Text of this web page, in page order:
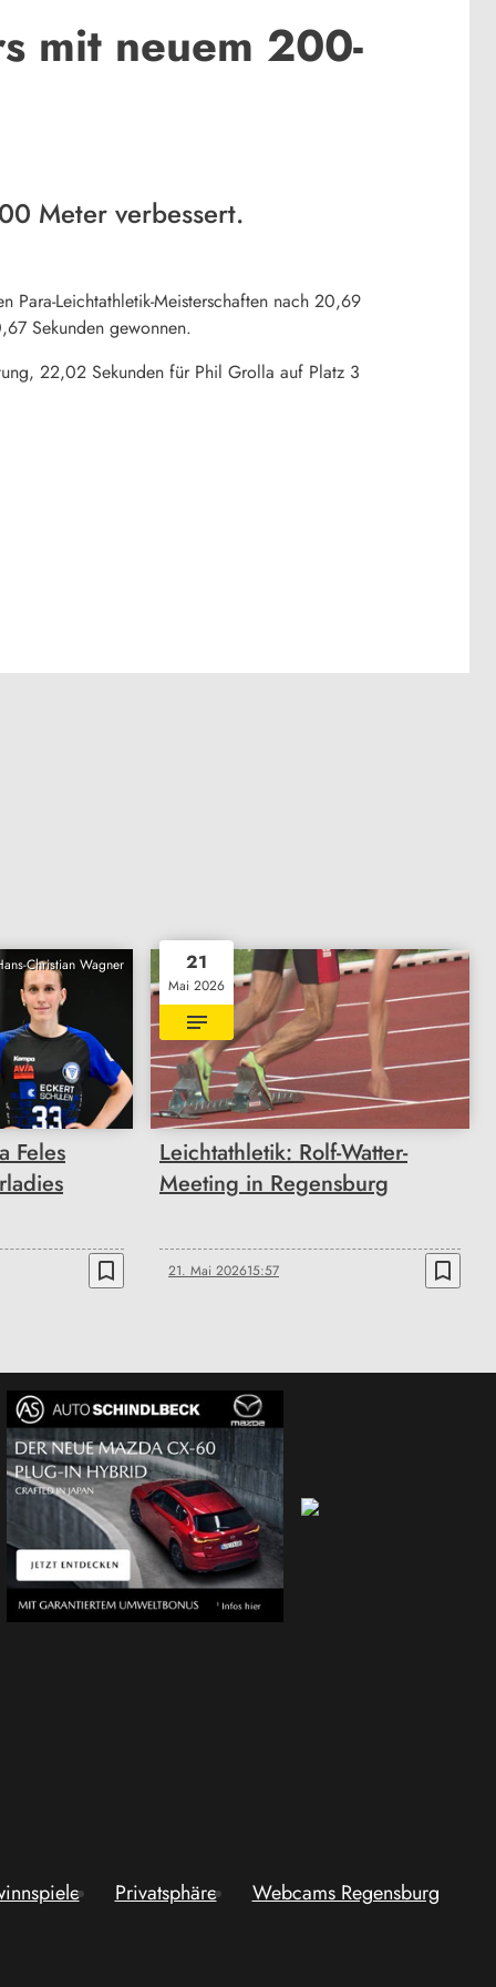
mit neuem 200-
Meter verbessert.
Para-Leichtathletik-Meisterschaften nach 20,69
Sekunden gewonnen.
22,02 Sekunden für Phil Grolla auf Platz 3
Christian Wagner
Feles
bookmark_border
21
Mai 2026
Leichtathletik: Rolf-Watter-
Meeting in Regensburg
21. Mai 202615:57 bookmark_border
Privatsphäre Webcams Regensburg